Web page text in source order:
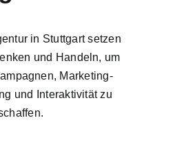
in Stuttgart setzen
und Handeln, um
Marketing-
und Interaktivität zu